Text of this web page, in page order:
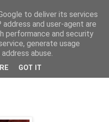
to deliver its services
and user-agent are
performance and security
generate usage
abuse.
GOT IT